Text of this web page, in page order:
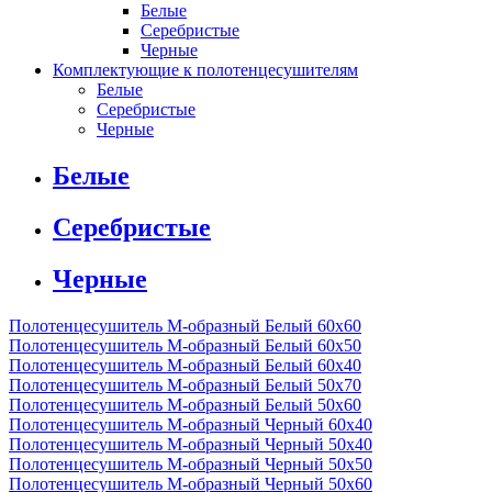
Белые
Серебристые
Черные
Комплектующие к полотенцесушителям
Белые
Серебристые
Черные
Белые
Серебристые
Черные
Полотенцесушитель М-образный Белый 60x60
Полотенцесушитель М-образный Белый 60x50
Полотенцесушитель М-образный Белый 60х40
Полотенцесушитель М-образный Белый 50х70
Полотенцесушитель М-образный Белый 50х60
Полотенцесушитель М-образный Черный 60х40
Полотенцесушитель М-образный Черный 50х40
Полотенцесушитель М-образный Черный 50х50
Полотенцесушитель М-образный Черный 50х60